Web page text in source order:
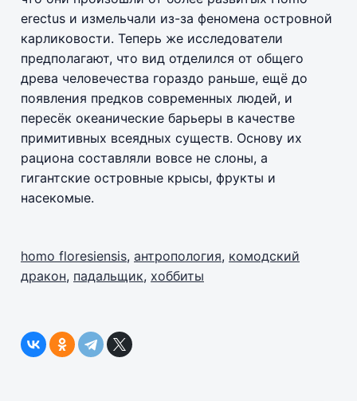
erectus и измельчали из-за феномена островной
карликовости. Теперь же исследователи
предполагают, что вид отделился от общего
древа человечества гораздо раньше, ещё до
появления предков современных людей, и
пересёк океанические барьеры в качестве
примитивных всеядных существ. Основу их
рациона составляли вовсе не слоны, а
гигантские островные крысы, фрукты и
насекомые.
homo floresiensis, антропология, комодский
дракон, падальщик, хоббиты